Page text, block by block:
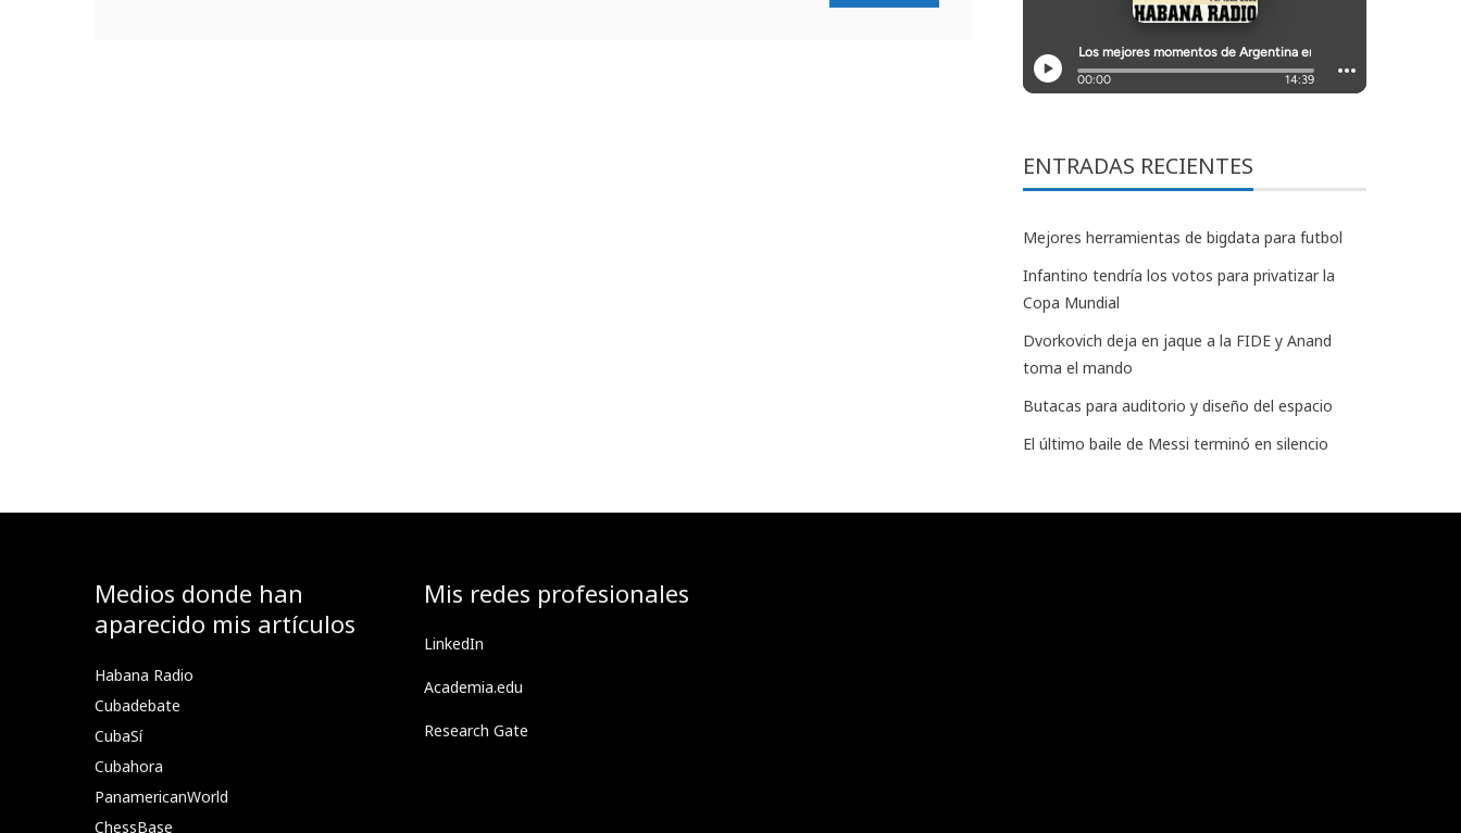
ENTRADAS RECIENTES
Mejores herramientas de bigdata para futbol
Infantino tendría los votos para privatizar la
Copa Mundial
Dvorkovich deja en jaque a la FIDE y Anand
toma el mando
Butacas para auditorio y diseño del espacio
El último baile de Messi terminó en silencio
Medios donde han
aparecido mis artículos
Habana Radio
Cubadebate
CubaSí
Cubahora
PanamericanWorld
ChessBase
Mis redes profesionales
LinkedIn
Academia.edu
Research Gate